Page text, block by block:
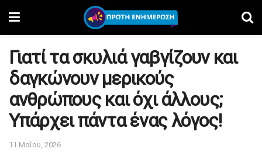
Γιατί τα σκυλιά γαβγίζουν και
δαγκώνουν μερικούς
ανθρώπους και όχι άλλους;
Υπάρχει πάντα ένας λόγος!
11 Μαΐου, 2026